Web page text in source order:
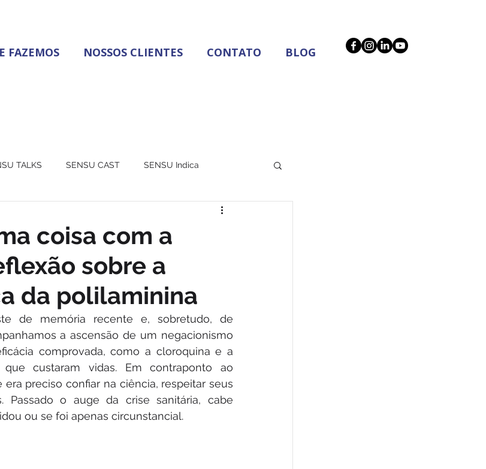
FAZEMOS NOSSOS CLIENTES CONTATO BLOG
TALKS SENSU CAST SENSU Indica
coisa com a
sobre a
da polilaminina
de memória recente e, sobretudo, de
a ascensão de um negacionismo
comprovada, como a cloroquina e a
custaram vidas. Em contraponto ao
preciso confiar na ciência, respeitar seus
Passado o auge da crise sanitária, cabe
ou se foi apenas circunstancial.